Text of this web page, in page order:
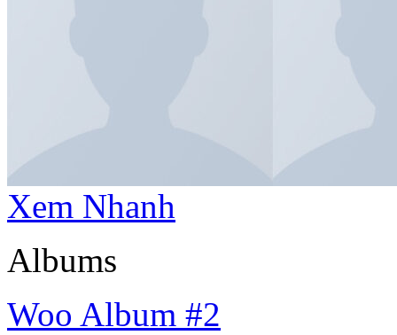
Xem Nhanh
Albums
Woo Album #2